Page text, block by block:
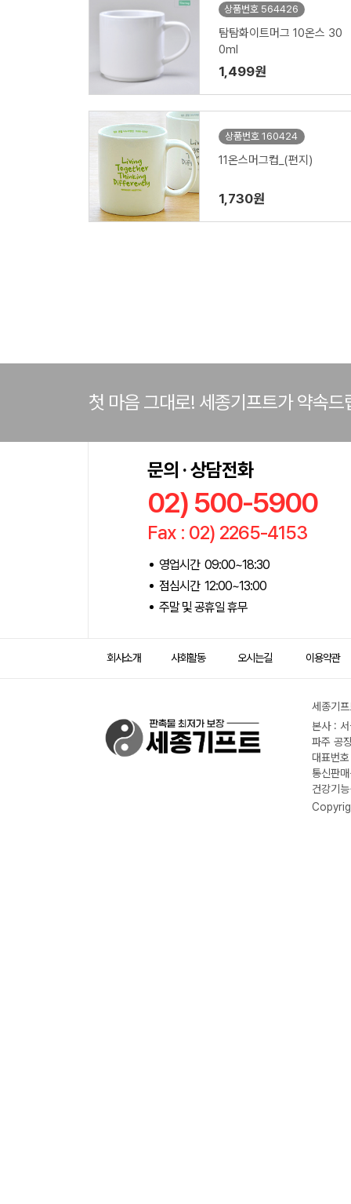
상품번호 564426
탐탐화이트머그 10온스 30
0ml
1,499원
상품번호 160424
11온스머그컵_(편지)
1,730원
첫 마음 그대로! 세종기프트가 약속드
문의 · 상담전화
02) 500-5900
Fax : 02) 2265-4153
영업시간 09:00~18:30
점심시간 12:00~13:00
주말 및 공휴일 휴무
회사소개 사회활동 오시는길 이용약관
세종기
본사 :
파주 공
대표번
통신판
건강기